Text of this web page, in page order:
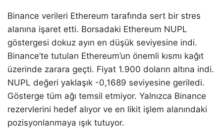
Binance verileri Ethereum tarafında sert bir stres
alanına işaret etti. Borsadaki Ethereum NUPL
göstergesi dokuz ayın en düşük seviyesine indi.
Binance’te tutulan Ethereum’un önemli kısmı kağıt
üzerinde zarara geçti. Fiyat 1.900 doların altına indi.
NUPL değeri yaklaşık -0,1689 seviyesine geriledi.
Gösterge tüm ağı temsil etmiyor. Yalnızca Binance
rezervlerini hedef alıyor ve en likit işlem alanındaki
pozisyonlanmaya ışık tutuyor.